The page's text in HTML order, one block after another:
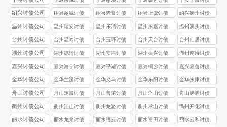
公司
公司
公司
公司
绍兴讨债公司
绍兴越城讨债
公司
绍兴诸暨讨债
公司
绍兴上虞讨债
公司
绍兴嵊州讨债
公司
温州讨债公司
温州瑞安讨债
公司
温州乐清讨债
公司
温州永嘉讨债
公司
温州洞头讨债
公司
台州讨债公司
台州温岭讨债
公司
台州玉环讨债
公司
台州天台讨债
公司
台州仙居讨债
公司
湖州讨债公司
湖州德清讨债
公司
湖州安吉讨债
公司
湖州吴兴讨债
公司
湖州南浔讨债
公司
嘉兴讨债公司
嘉兴海宁讨债
公司
嘉兴平湖讨债
公司
嘉兴桐乡讨债
公司
嘉兴嘉善讨债
公司
金华讨债公司
金华兰溪讨债
公司
金华义乌讨债
公司
金华东阳讨债
公司
金华永康讨债
公司
舟山讨债公司
舟山定海讨债
公司
舟山普陀讨债
公司
舟山岱山讨债
公司
舟山嵊泗讨债
公司
衢州讨债公司
衢州江山讨债
公司
衢州龙游讨债
公司
衢州常山讨债
公司
衢州开化讨债
公司
丽水讨债公司
丽水龙泉讨债
丽水缙云讨债
丽水青田讨债
丽水云和讨债